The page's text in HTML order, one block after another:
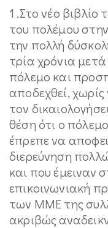
1 .Στο νέο βιβλίο
του πολέμου
την πολλή
τρία χρόνια
πόλεμο και
αποδεχθεί,
τον
θέση ότι ο
έπρεπε να
διερεύνηση
και που έμειναν
επικοινωνιακή
των ΜΜΕ της
ακριβώς